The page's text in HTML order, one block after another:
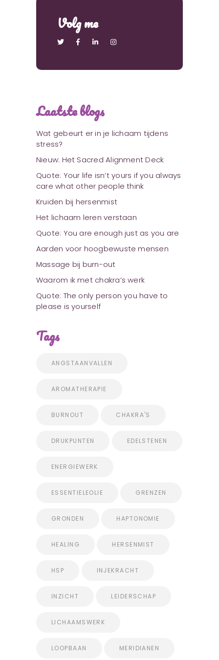
Volg me
Laatste blogs
Wat gebeurt er in je lichaam tijdens
stress?
Nieuw: Het Sacred Alignment Deck
Quote: Your life isn’t yours if you always
care what other people think
Kruiden bij hersenmist
Het lichaam leren verstaan
Quote: You are enough just as you are
Aarden voor hoogbewuste mensen
Massage bij burn-out
Waarom ik met chakra’s werk
Quote: The only person you have to
please is yourself
Tags
ANGSTAANVALLEN
AROMATHERAPIE
BURNOUT CHAKRA'S
DRUKPUNTEN EDELSTENEN
ENERGIEWERK
ESSENTIELEOLIE GRENZEN
GRONDEN HAPTONOMIE
HEALING HERSENMIST
HSP INJEKRACHT
INZICHT LEIDERSCHAP
LICHAAMSWERK
LOOPBAAN MERIDIANEN